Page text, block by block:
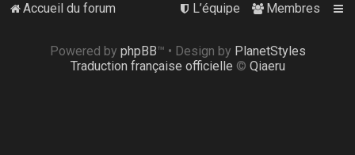
Accueil du forum Membres
L’équipe
Powered by phpBB™ • Design by PlanetStyles
Traduction française officielle © Qiaeru